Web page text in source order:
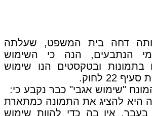
דחה בית המשפט, שעלתה
הנתבעים, הנה כי השימוש
ובטקסטים הנו שימוש
22 לחוק.
"שימוש אגבי" כבר נקבע כי:
להציג את התמונה כמתארת
אין בה כדי להוות שימוש